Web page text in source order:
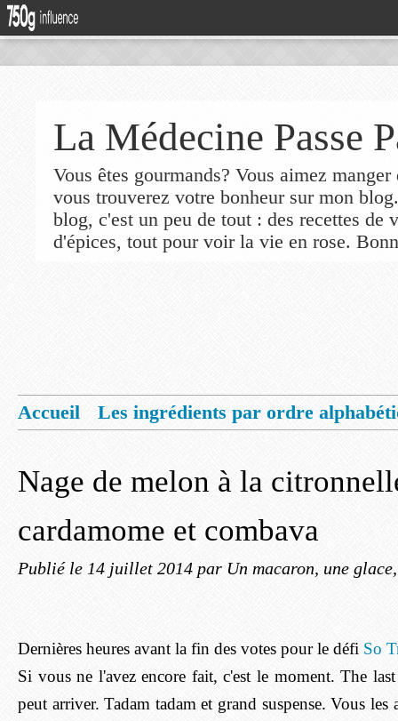
La Médecine Passe
Vous êtes gourmands? Vous aimez
vous trouverez votre bonheur sur mon
blog, c'est un peu de tout : des recettes de
d'épices, tout pour voir la vie en rose.
Accueil
Les ingrédients par ordre
Nage de melon à la
cardamome et combava
Publié le 14 juillet 2014 par Un macaron, une
Dernières heures avant la fin des votes pour le défi So
Si vous ne l'avez encore fait, c'est le moment. The
peut arriver. Tadam tadam et grand suspense. Vous les